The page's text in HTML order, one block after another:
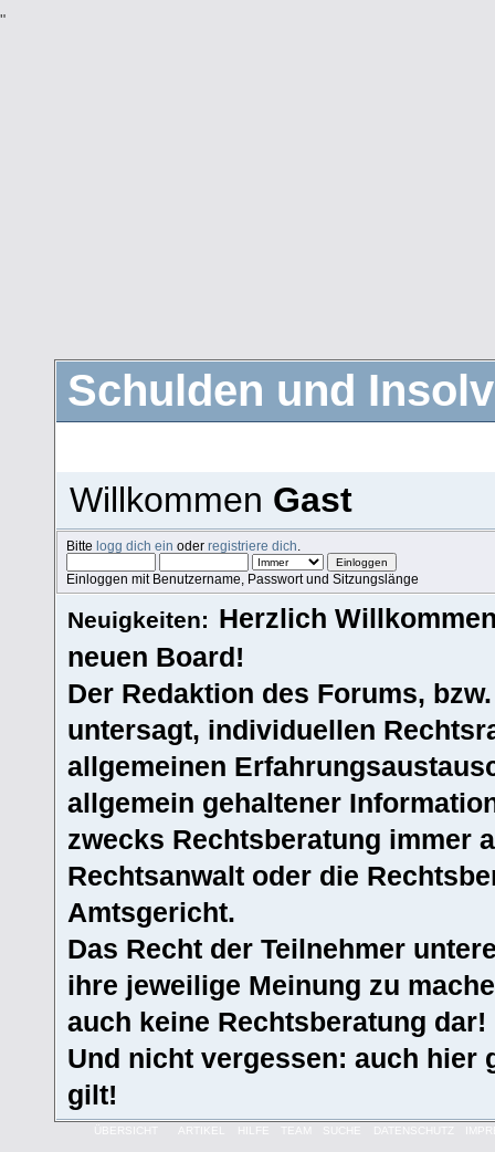
"
Schulden und
Willkommen Gast
Bittelogg dich ein oderregistriere dich
Einloggen mit Benutzername, Passwort und Sitzungslänge
Neuigkeiten: Herzlich
neuen Board!
Der Redaktion des Forums,
untersagt, individuellen
allgemeinen
allgemein gehaltener
zwecks Rechtsberatung immer
Rechtsanwalt oder die
Amtsgericht.
Das Recht der Teilnehmer
ihre jeweilige Meinung zu
auch keine Rechtsberatung dar!
Und nicht vergessen: auch hier
gilt!
ÜBERSICHT ARTIKEL HILFE TEAM SUCHE DATENSCHUTZ